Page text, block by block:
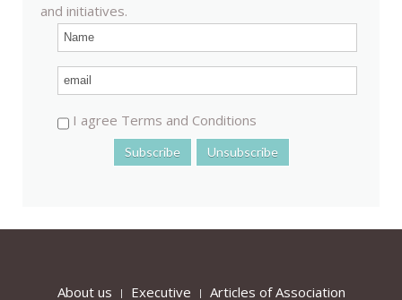
and initiatives.
I agree Terms and Conditions
About us Executive Articles of Association